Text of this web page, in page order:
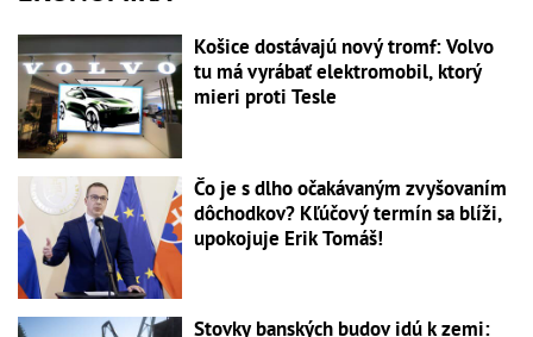
Košice dostávajú nový tromf: Volvo
tu má vyrábať elektromobil, ktorý
mieri proti Tesle
Čo je s dlho očakávaným zvyšovaním
dôchodkov? Kľúčový termín sa blíži,
upokojuje Erik Tomáš!
Stovky banských budov idú k zemi: